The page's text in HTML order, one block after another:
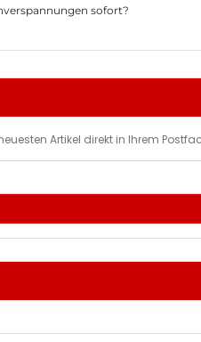
sofort?
Artikel direkt in Ihrem